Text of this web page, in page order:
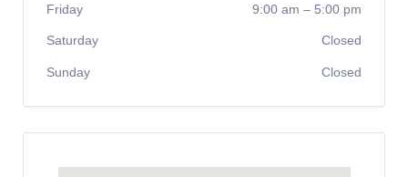
Friday 9:00 am – 5:00 pm
Saturday Closed
Sunday Closed